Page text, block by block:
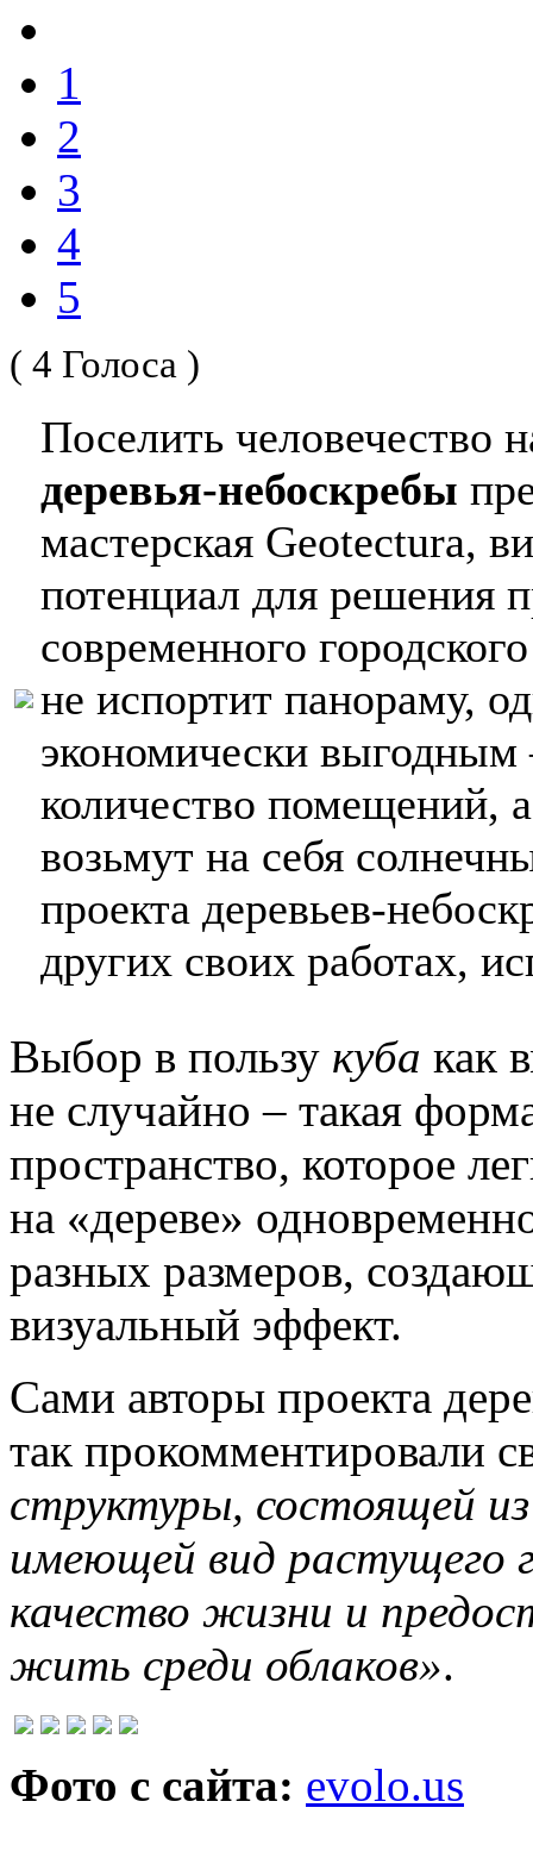
1
2
3
4
5
( 4 Голоса )
Поселить человечество
деревья-небоскребы
мастерская Geotectura,
потенциал для решения
современного
не испортит панораму,
экономически выгодным
количество помещений,
возьмут на себя
проекта деревьев-
других своих работах,
Выбор в пользу куба как
не случайно – такая
пространство, которое
на «дереве»
разных размеров,
визуальный эффект.
Сами авторы проекта
так прокомментировали
структуры, состоящей из
имеющей вид растущего
качество жизни и
жить среди облаков».
Фото с сайта: evolo.us